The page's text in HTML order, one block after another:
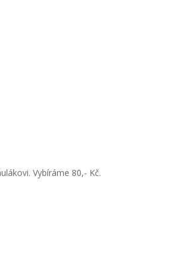
Vybíráme 80,- Kč.